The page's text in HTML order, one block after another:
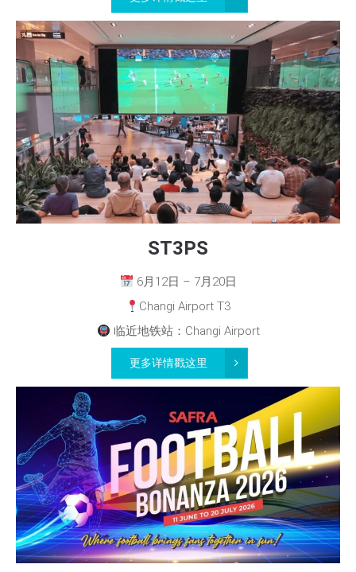
ST3PS
6月12日 – 7月20日
Changi Airport T3
临近地铁站：Changi Airport
更多详情戳这里